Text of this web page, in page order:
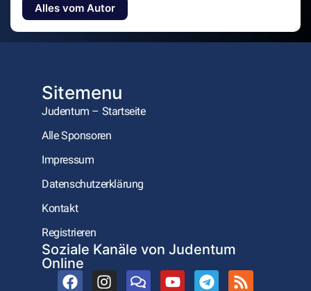
Alles vom Autor
Sitemenu
Judentum – Startseite
Alle Sponsoren
Impressum
Datenschutzerklärung
Kontakt
Registrieren
Soziale Kanäle von Judentum
Online